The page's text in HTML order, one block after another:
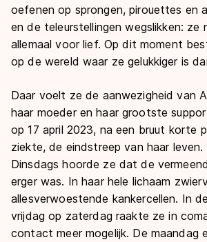
oefenen op sprongen, pirouettes en
en de teleurstellingen wegslikken: ze
allemaal voor lief. Op dit moment
op de wereld waar ze gelukkiger is
Daar voelt ze de aanwezigheid van
haar moeder en haar grootste
op 17 april 2023, na een bruut korte
ziekte, de eindstreep van haar
Dinsdags hoorde ze dat de
erger was. In haar hele lichaam
allesverwoestende kankercellen. In
vrijdag op zaterdag raakte ze in
contact meer mogelijk. De maandag